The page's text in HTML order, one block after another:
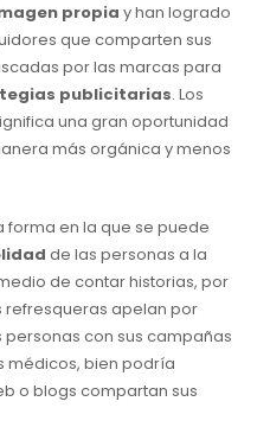
propia y han logrado
que comparten sus
por las marcas para
publicitarias. Los
una gran oportunidad
más orgánica y menos
forma en la que se puede
de las personas a la
de contar historias, por
apelan por
con sus campañas
médicos, bien podría
o blogs compartan sus